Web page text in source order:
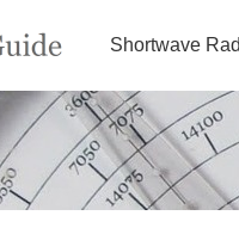
Shortwave